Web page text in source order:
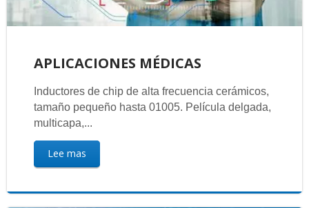
APLICACIONES MÉDICAS
Inductores de chip de alta frecuencia cerámicos,
tamaño pequeño hasta 01005. Película delgada,
multicapa,...
Lee mas